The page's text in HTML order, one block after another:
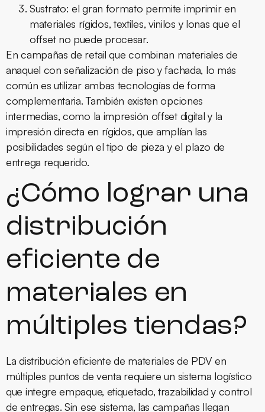
Sustrato: el gran formato permite imprimir en
materiales rígidos, textiles, vinilos y lonas que el
offset no puede procesar.
En campañas de retail que combinan materiales de
anaquel con señalización de piso y fachada, lo más
común es utilizar ambas tecnologías de forma
complementaria. También existen opciones
intermedias, como la impresión offset digital y la
impresión directa en rígidos, que amplían las
posibilidades según el tipo de pieza y el plazo de
entrega requerido.
¿Cómo lograr una
distribución
eficiente de
materiales en
múltiples tiendas?
La distribución eficiente de materiales de PDV en
múltiples puntos de venta requiere un sistema logístico
que integre empaque, etiquetado, trazabilidad y control
de entregas. Sin ese sistema, las campañas llegan